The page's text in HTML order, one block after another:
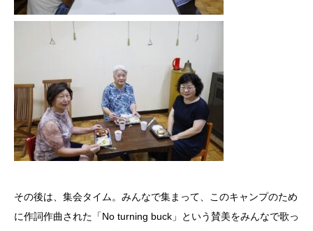
その後は、集会タイム。みんなで集まって、このキャンプのため
に作詞作曲された「No turning buck」という賛美をみんなで歌っ